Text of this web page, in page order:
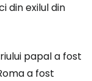
din exilul din
papal a fost
a fost